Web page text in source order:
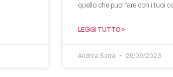
quello che puoi fare con i tuoi
LEGGI TUTTO »
Andrea Serra 26/09/2023